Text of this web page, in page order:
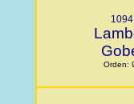
1094
Orden: